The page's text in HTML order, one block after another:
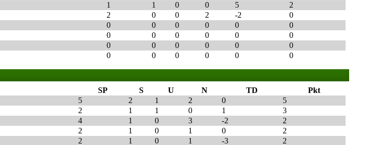
1 1 0 0 5
2
2 0 0 2 -2
0
0 0 0 0 0
0
0 0 0 0 0
0
0 0 0 0 0
0
0 0 0 0 0 0
SP S U N TD
Pkt
5 2 1 2 0
5
2 1 1 0 1
3
4 1 0 3 -2
2
2 1 0 1 0
2
2 1 0 1 -3 2